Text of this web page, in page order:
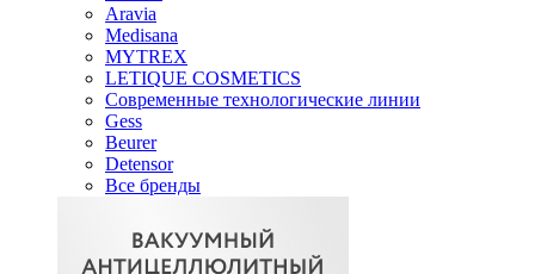
Aravia
Medisana
MYTREX
LETIQUE COSMETICS
Современные технологические линии
Gess
Beurer
Detensor
Все бренды